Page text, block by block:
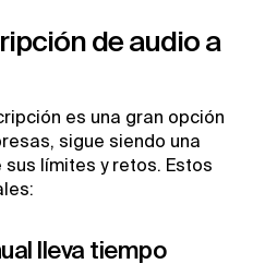
de audio a
es una gran opción
sigue siendo una
límites y retos. Estos
lleva tiempo